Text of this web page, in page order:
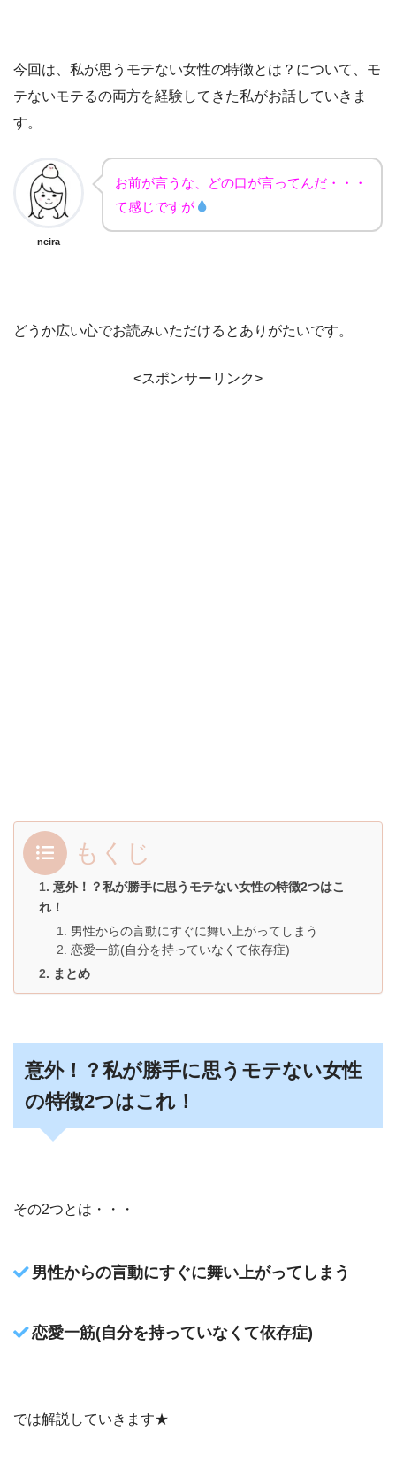
今回は、私が思うモテない女性の特徴とは？について、モ
テないモテるの両方を経験してきた私がお話していきま
す。
neira
お前が言うな、どの口が言ってんだ・・・
て感じですが
どうか広い心でお読みいただけるとありがたいです。
<スポンサーリンク>
もくじ
意外！？私が勝手に思うモテない女性の特徴2つはこ
れ！
男性からの言動にすぐに舞い上がってしまう
恋愛一筋(自分を持っていなくて依存症)
まとめ
意外！？私が勝手に思うモテない女性
の特徴2つはこれ！
その2つとは・・・
男性からの言動にすぐに舞い上がってしまう
恋愛一筋(自分を持っていなくて依存症)
では解説していきます★